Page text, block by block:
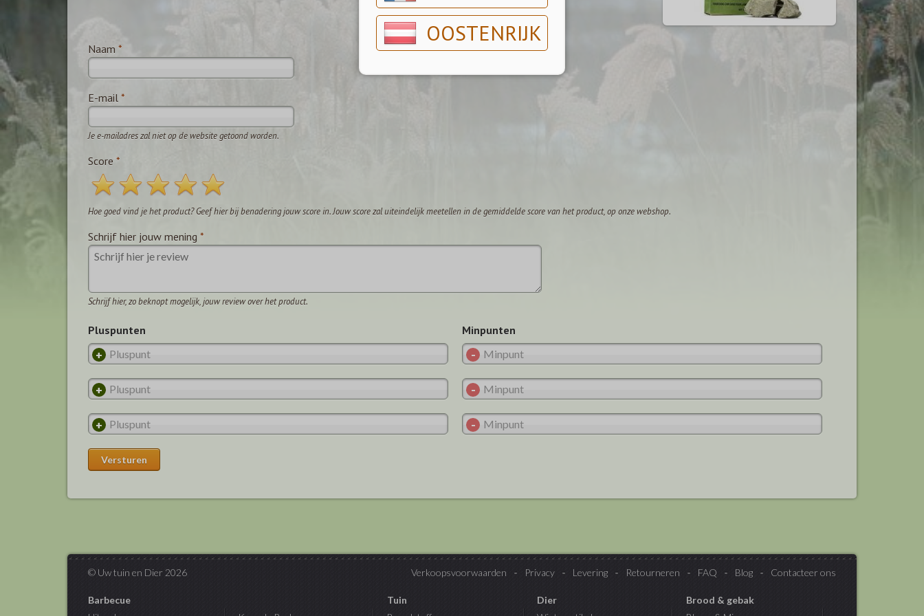
OOSTENRIJK
Naam *
E-mail *
Je e-mailadres zal niet op de website getoond worden.
Score *
Hoe goed vind je het product? Geef hier bij benadering jouw score in. Jouw score zal uiteindelijk meetellen in de gemiddelde score van het product, op onze webshop.
Schrijf hier jouw mening *
Schrijf hier, zo beknopt mogelijk, jouw review over het product.
Pluspunten Minpunten
© Uw tuin en Dier 2026 Verkoopsvoorwaarden Privacy Levering Retourneren FAQ Blog Contacteer ons
Barbecue
Tuin
Dier
Brood & gebak